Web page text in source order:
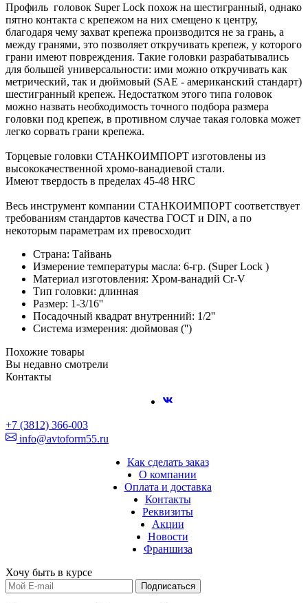
Профиль головок Super Lock похож на шестигранный, однако
пятно контакта с крепежом на них смещено к центру,
благодаря чему захват крепежа производится не за грань, а
между гранями, это позволяет откручивать крепеж, у которого
грани имеют повреждения. Такие головки разрабатывались
для большей универсальности: ими можно откручивать как
метрический, так и дюймовый (SAE - американский стандарт)
шестигранный крепеж. Недостатком этого типа головок
можно назвать необходимость точного подбора размера
головки под крепеж, в противном случае такая головка может
легко сорвать грани крепежа.
Торцевые головки СТАНКОИМПОРТ изготовлены из
высококачественной хромо-ванадиевой стали.
Имеют твердость в пределах 45-48 HRC
Весь инструмент компании СТАНКОИМПОРТ соответствует
требованиям стандартов качества ГОСТ и DIN, а по
некоторым параметрам их превосходит
Страна: Тайвань
Измерение температуры масла: 6-гр. (Super Lock )
Материал изготовления: Хром-ванадий Cr-V
Тип головки: длинная
Размер: 1-3/16''
Посадочный квадрат внутренний: 1/2''
Система измерения: дюймовая ('')
Похожие товары
Вы недавно смотрели
Контакты
+7 (3812) 366-003
info@avtoform55.ru
Как сделать заказ
О компании
Оплата и доставка
Контакты
Реквизиты
Акции
Новости
Франшиза
Хочу быть в курсе
Подписаться